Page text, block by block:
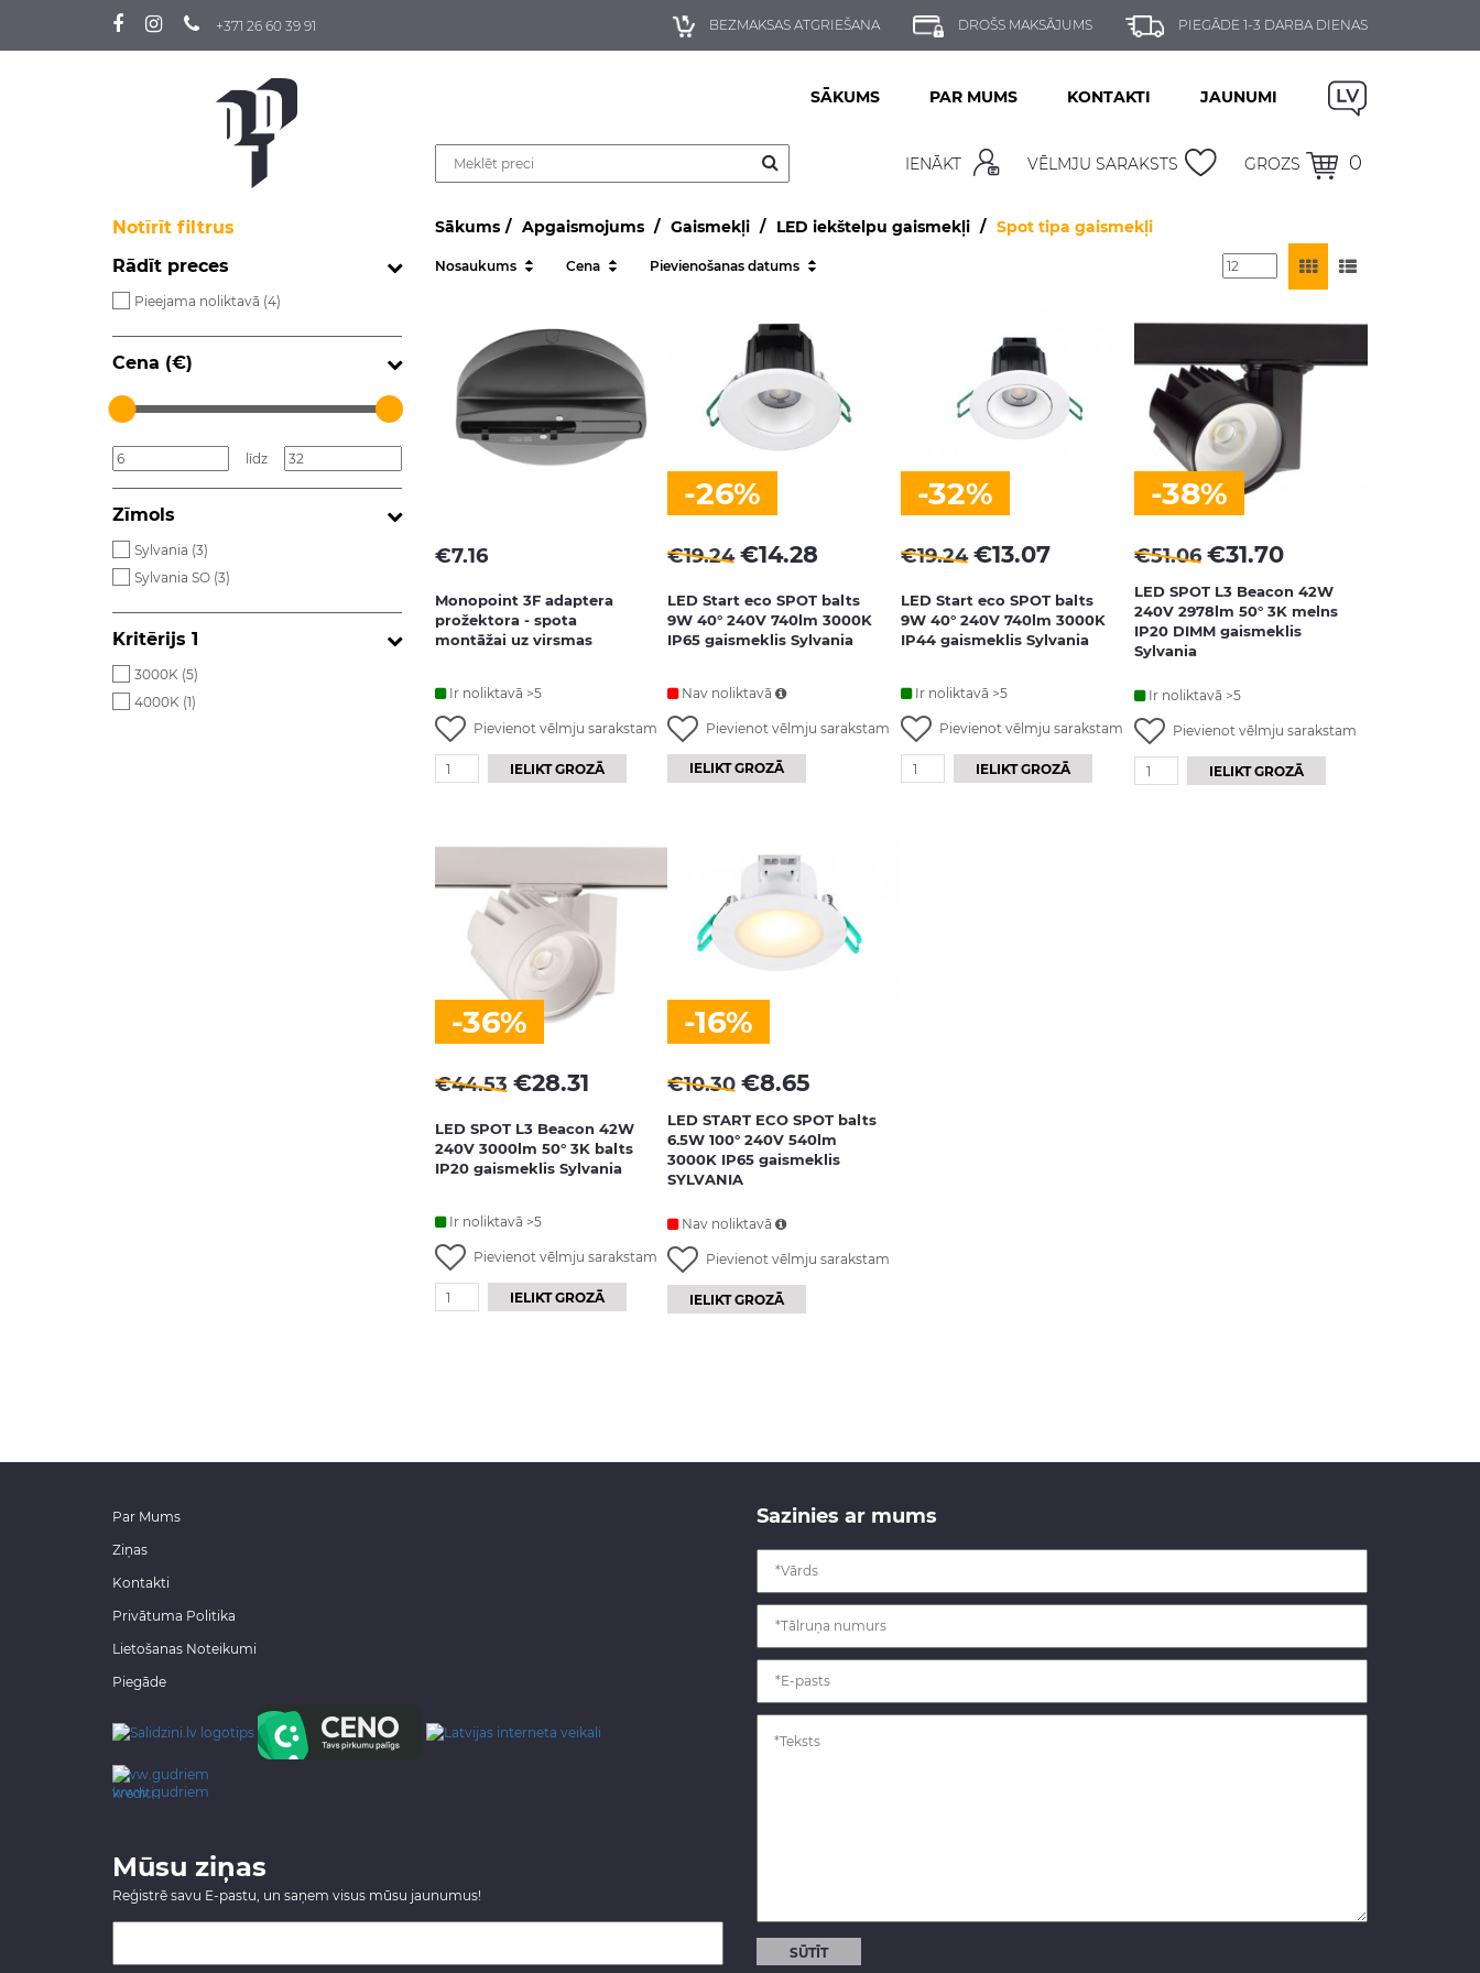
+371 26 60 39 91 BEZMAKSAS ATGRIEŠANA DROŠS MAKSĀJUMS PIEGĀDE 1-3 DARBA DIENAS
SĀKUMS PAR MUMS KONTAKTI JAUNUMI
IENĀKT VĒLMJU SARAKSTS GROZS 0
Notīrīt filtrus
Rādīt preces
Pieejama noliktavā (4)
Cena (€)
līdz
Zīmols
Sylvania (3)
Sylvania SO (3)
Kritērijs 1
3000K (5)
4000K (1)
Sākums Apgaismojums Gaismekļi LED iekštelpu gaismekļi Spot tipa gaismekļi
Nosaukums Cena Pievienošanas datums
€7.16
Monopoint 3F adaptera
prožektora - spota
montāžai uz virsmas
Ir noliktavā >5
Pievienot vēlmju sarakstam
IELIKT GROZĀ
-26%
€19.24 €14.28
LED Start eco SPOT balts
9W 40° 240V 740lm 3000K
IP65 gaismeklis Sylvania
Nav noliktavā
Pievienot vēlmju sarakstam
IELIKT GROZĀ
-32%
€19.24 €13.07
LED Start eco SPOT balts
9W 40° 240V 740lm 3000K
IP44 gaismeklis Sylvania
Ir noliktavā >5
Pievienot vēlmju sarakstam
IELIKT GROZĀ
-38%
€51.06 €31.70
LED SPOT L3 Beacon 42W
240V 2978lm 50° 3K melns
IP20 DIMM gaismeklis
Sylvania
Ir noliktavā >5
Pievienot vēlmju sarakstam
IELIKT GROZĀ
-36%
€44.53 €28.31
LED SPOT L3 Beacon 42W
240V 3000lm 50° 3K balts
IP20 gaismeklis Sylvania
Ir noliktavā >5
Pievienot vēlmju sarakstam
IELIKT GROZĀ
-16%
€10.30 €8.65
LED START ECO SPOT balts
6.5W 100° 240V 540lm
3000K IP65 gaismeklis
SYLVANIA
Nav noliktavā
Pievienot vēlmju sarakstam
IELIKT GROZĀ
Par Mums
Ziņas
Kontakti
Privātuma Politika
Lietošanas Noteikumi
Piegāde
www.gudriem.lv/atrie-
krediti
Mūsu ziņas
Reģistrē savu E-pastu, un saņem visus mūsu jaunumus!
Sazinies ar mums